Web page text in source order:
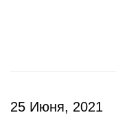
25 Июня, 2021